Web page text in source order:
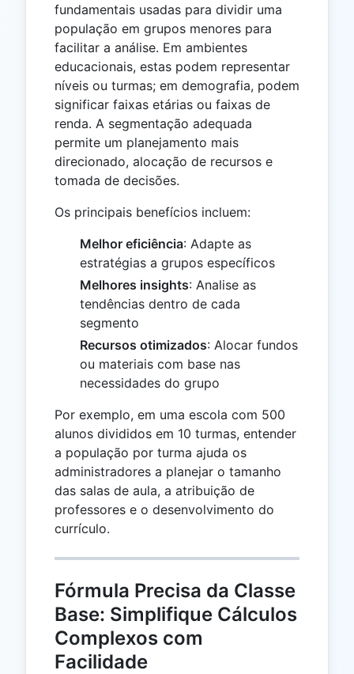
fundamentais usadas para dividir uma
população em grupos menores para
facilitar a análise. Em ambientes
educacionais, estas podem representar
níveis ou turmas; em demografia, podem
significar faixas etárias ou faixas de
renda. A segmentação adequada
permite um planejamento mais
direcionado, alocação de recursos e
tomada de decisões.
Os principais benefícios incluem:
Melhor eficiência: Adapte as
estratégias a grupos específicos
Melhores insights: Analise as
tendências dentro de cada
segmento
Recursos otimizados: Alocar fundos
ou materiais com base nas
necessidades do grupo
Por exemplo, em uma escola com 500
alunos divididos em 10 turmas, entender
a população por turma ajuda os
administradores a planejar o tamanho
das salas de aula, a atribuição de
professores e o desenvolvimento do
currículo.
Fórmula Precisa da Classe
Base: Simplifique Cálculos
Complexos com
Facilidade